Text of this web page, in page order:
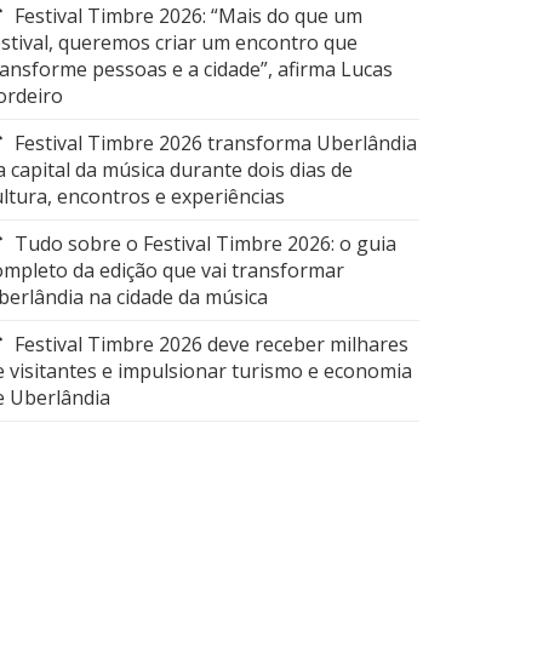
Festival Timbre 2026: “Mais do que um
queremos criar um encontro que
pessoas e a cidade”, afirma Lucas
Festival Timbre 2026 transforma Uberlândia
capital da música durante dois dias de
encontros e experiências
Tudo sobre o Festival Timbre 2026: o guia
da edição que vai transformar
na cidade da música
Festival Timbre 2026 deve receber milhares
visitantes e impulsionar turismo e economia
Uberlândia